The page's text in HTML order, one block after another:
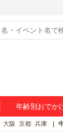
年齢別おでか
大阪 京都 兵庫